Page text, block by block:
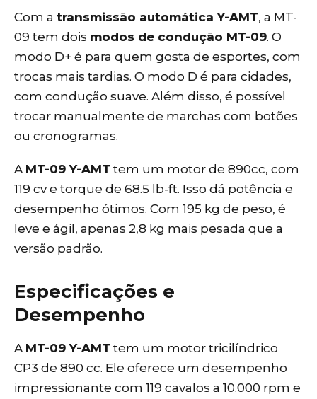
Com a transmissão automática Y-AMT, a MT-
09 tem dois modos de condução MT-09. O
modo D+ é para quem gosta de esportes, com
trocas mais tardias. O modo D é para cidades,
com condução suave. Além disso, é possível
trocar manualmente de marchas com botões
ou cronogramas.
A MT-09 Y-AMT tem um motor de 890cc, com
119 cv e torque de 68.5 lb-ft. Isso dá potência e
desempenho ótimos. Com 195 kg de peso, é
leve e ágil, apenas 2,8 kg mais pesada que a
versão padrão.
Especificações e
Desempenho
A MT-09 Y-AMT tem um motor tricilíndrico
CP3 de 890 cc. Ele oferece um desempenho
impressionante com 119 cavalos a 10.000 rpm e